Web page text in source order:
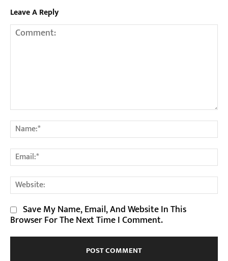
Leave A Reply
Comment:
Save My Name, Email, And Website In This
Browser For The Next Time I Comment.